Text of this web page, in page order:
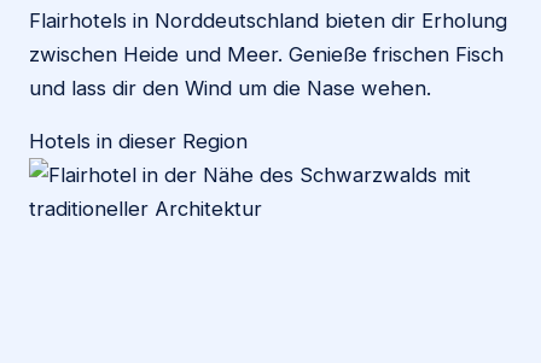
Flairhotels in Norddeutschland bieten dir Erholung
zwischen Heide und Meer. Genieße frischen Fisch
und lass dir den Wind um die Nase wehen.
Hotels in dieser Region